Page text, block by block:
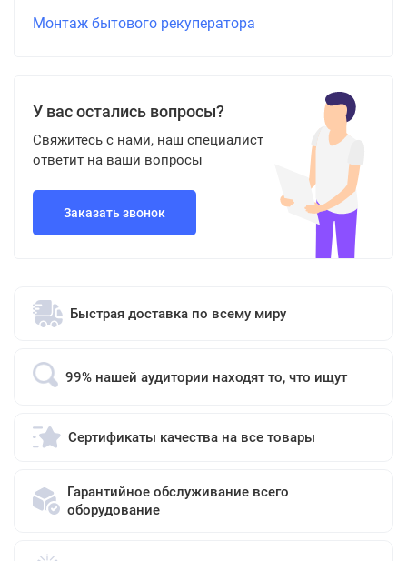
Монтаж бытового рекуператора
У вас остались вопросы?
Свяжитесь с нами, наш специалист
ответит на ваши вопросы
Заказать звонок
Быстрая доставка по всему миру
99% нашей аудитории находят то, что ищут
Сертификаты качества на все товары
Гарантийное обслуживание всего
оборудование